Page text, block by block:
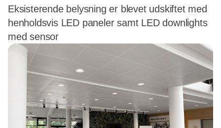
Eksisterende belysning er blevet udskiftet med
henholdsvis LED paneler samt LED downlights
med sensor